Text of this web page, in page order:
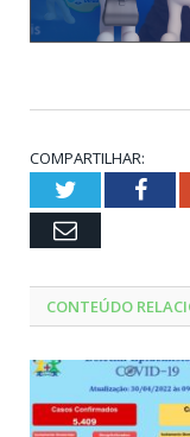
COMPARTILHAR:
Twitter
Email
CONTEÚDO